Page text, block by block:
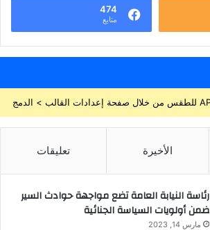
474
متابع
الأخيرة تعليقات
رئاسة النيابة العامة تضع مواجهة حوادث السير
ضمن أولويات السياسة الجنائية
مارس 14, 2023